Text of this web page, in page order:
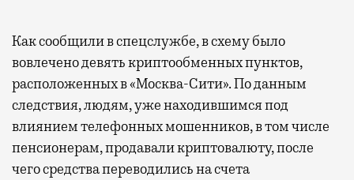
Как сообщили в спецслужбе, в схему было
вовлечено девять криптообменных пунктов,
расположенных в «Москва-Сити». По данным
следствия, людям, уже находившимся под
влиянием телефонных мошенников, в том числе
пенсионерам, продавали криптовалюту, после
чего средства переводились на счета